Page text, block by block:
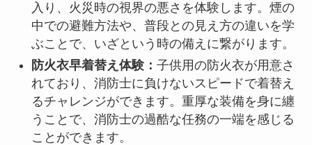
入り、火災時の視界の悪さを体験します。煙の
中での避難方法や、普段との見え方の違いを学
ぶことで、いざという時の備えに繋がります。
防火衣早着替え体験： 子供用の防火衣が用意さ
れており、消防士に負けないスピードで着替え
るチャレンジができます。重厚な装備を身に纏
うことで、消防士の過酷な任務の一端を感じる
ことができます。